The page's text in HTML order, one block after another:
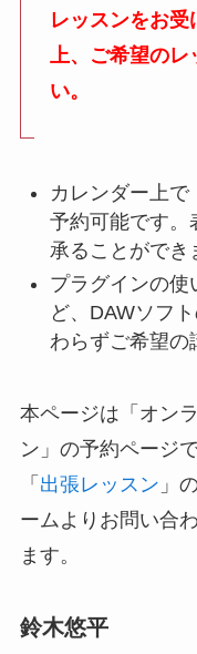
レッスンをお
上、ご希望のレ
い。
カレンダー上で
予約可能です。
承ることができ
プラグインの使
ど、DAWソフ
わらずご希望の
本ページは「オン
ン」の予約ページ
「 出張レッスン 」
ームよりお問い合
ます。
鈴木悠平